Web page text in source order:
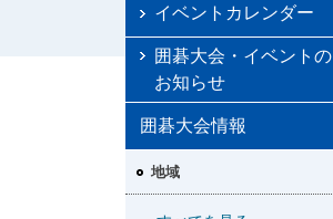
イベントカレンダー
囲碁大会・イベントの
お知らせ
囲碁大会情報
地域